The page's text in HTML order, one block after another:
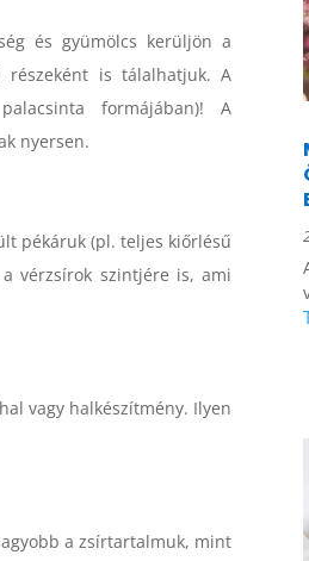
és gyümölcs kerüljön a
részeként is tálalhatjuk. A
formájában)! A
nyersen.
pékáruk (pl. teljes kiőrlésű
vérzsírok szintjére is, ami
vagy halkészítmény. Ilyen
a zsírtartalmuk, mint